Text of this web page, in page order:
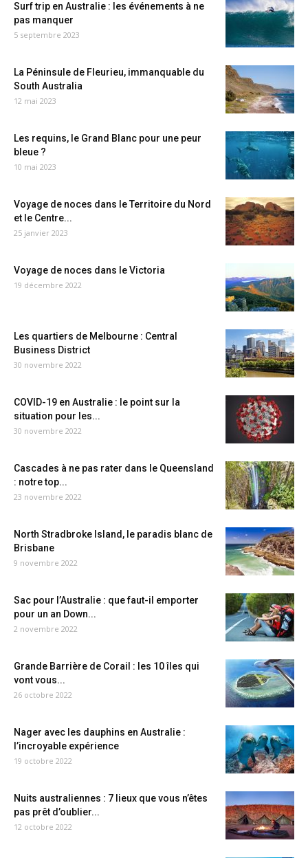
Surf trip en Australie : les événements à ne
pas manquer
5 septembre 2023
La Péninsule de Fleurieu, immanquable du
South Australia
12 mai 2023
Les requins, le Grand Blanc pour une peur
bleue ?
10 mai 2023
Voyage de noces dans le Territoire du Nord
et le Centre...
25 janvier 2023
Voyage de noces dans le Victoria
19 décembre 2022
Les quartiers de Melbourne : Central
Business District
30 novembre 2022
COVID-19 en Australie : le point sur la
situation pour les...
30 novembre 2022
Cascades à ne pas rater dans le Queensland
: notre top...
23 novembre 2022
North Stradbroke Island, le paradis blanc de
Brisbane
9 novembre 2022
Sac pour l’Australie : que faut-il emporter
pour un an Down...
2 novembre 2022
Grande Barrière de Corail : les 10 îles qui
vont vous...
26 octobre 2022
Nager avec les dauphins en Australie :
l’incroyable expérience
19 octobre 2022
Nuits australiennes : 7 lieux que vous n’êtes
pas prêt d’oublier...
12 octobre 2022